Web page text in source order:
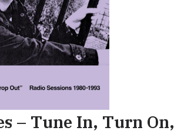
– Tune In, Turn On,